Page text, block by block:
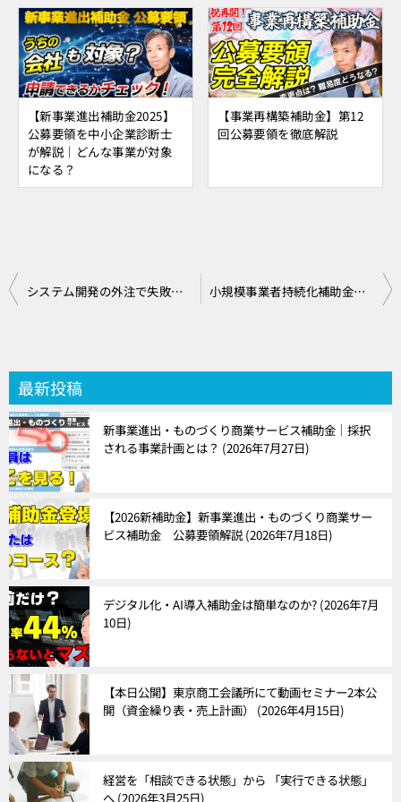
【新事業進出補助金2025】
公募要領を中小企業診断士
が解説｜どんな事業が対象
になる？
【事業再構築補助金】第12
回公募要領を徹底解説
投
ビ
ゲ
ー
シ
ョ
ン
システム開発の外注で失敗しないためには？ 小規模事業者持続化補助金の歴史と未来
最新投稿
新事業進出・ものづくり商業サービス補助金｜採択
される事業計画とは？ 2026年7月27日
【2026新補助金】新事業進出・ものづくり商業サー
ビス補助金 公募要領解説 2026年7月18日
デジタル化・AI導入補助金は簡単なのか? 2026年7月
10日
【本日公開】東京商工会議所にて動画セミナー2本公
開（資金繰り表・売上計画）
2026年4月15日
経営を「相談できる状態」から 「実行できる状態」
へ 2026年3月25日